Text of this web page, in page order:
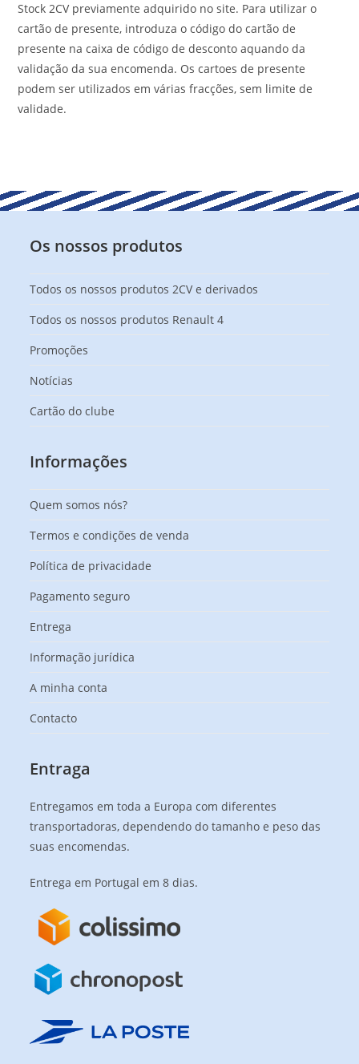
Stock 2CV previamente adquirido no site. Para utilizar o
cartão de presente, introduza o código do cartão de
presente na caixa de código de desconto aquando da
validação da sua encomenda. Os cartoes de presente
podem ser utilizados em várias fracções, sem limite de
validade.
Os nossos produtos
Todos os nossos produtos 2CV e derivados
Todos os nossos produtos Renault 4
Promoções
Notícias
Cartão do clube
Informações
Quem somos nós?
Termos e condições de venda
Política de privacidade
Pagamento seguro
Entrega
Informação jurídica
A minha conta
Contacto
Entraga
Entregamos em toda a Europa com diferentes
transportadoras, dependendo do tamanho e peso das
suas encomendas.
Entrega em Portugal em 8 dias.